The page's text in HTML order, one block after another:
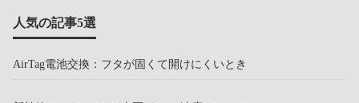
人気の記事5選
AirTag電池交換：フタが固くて開けにくいとき